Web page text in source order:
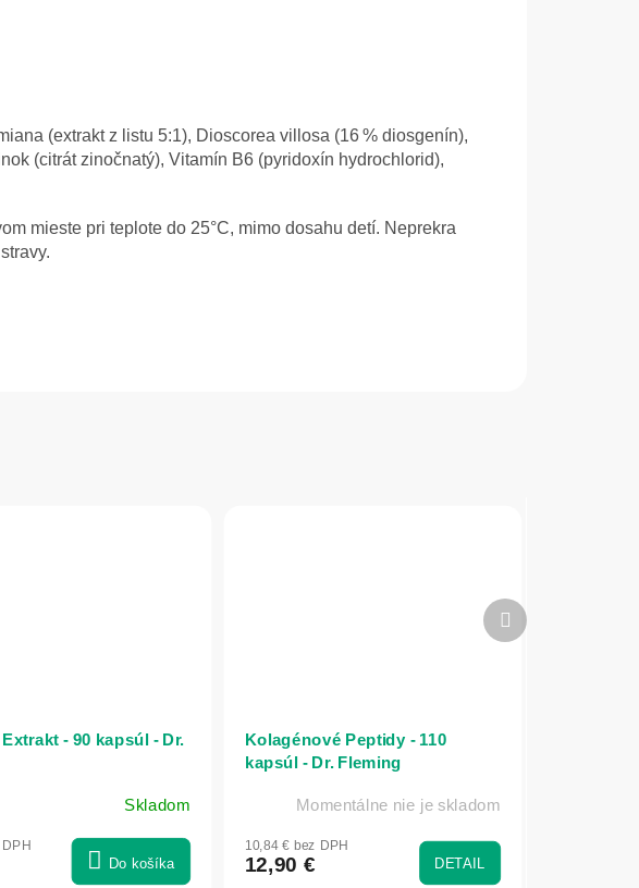
(extrakt z listu 5:1), Dioscorea villosa (16 % diosgenín),
(citrát zinočnatý), Vitamín B6 (pyridoxín hydrochlorid),
mieste pri teplote do 25°C, mimo dosahu detí. Neprekra
- 90 kapsúl - Dr.
Skladom
Do košíka
Kolagénové Peptidy - 110
kapsúl - Dr. Fleming
Momentálne nie je skladom
10,84 € bez DPH
12,90 € DETAIL
Ďalší
produkt